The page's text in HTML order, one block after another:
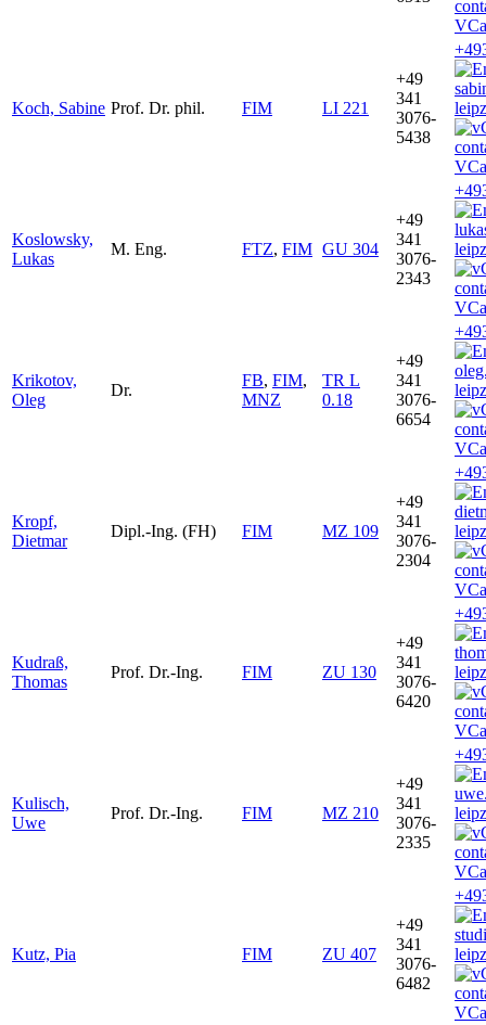
Koch, Sabine Prof. Dr. phil. FIM LI 221
+49
341
3076-
5438
Koslowsky,
Lukas
M. Eng. FTZ, FIM GU 304
+49
341
3076-
2343
Krikotov,
Oleg
Dr.
FB, FIM,
MNZ
TR L
0.18
+49
341
3076-
6654
Kropf,
Dietmar
Dipl.-Ing. (FH) FIM MZ 109
+49
341
3076-
2304
Kudraß,
Thomas
Prof. Dr.-Ing. FIM ZU 130
+49
341
3076-
6420
Kulisch,
Uwe
Prof. Dr.-Ing. FIM MZ 210
+49
341
3076-
2335
Kutz, Pia FIM ZU 407
+49
341
3076-
6482